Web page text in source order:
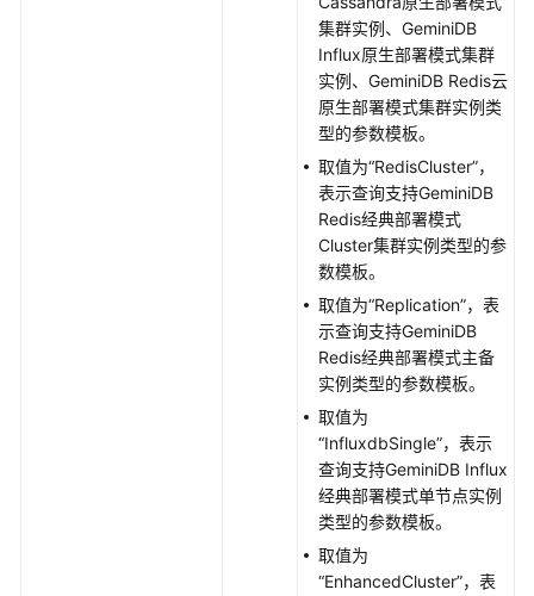
集群实例、GeminiDB
Influx原生部署模式集群
实例、GeminiDB Redis云
原生部署模式集群实例类
型的参数模板。
取值为“RedisCluster”，
表示查询支持GeminiDB
Redis经典部署模式
Cluster集群实例类型的参
数模板。
取值为“Replication”，表
示查询支持GeminiDB
Redis经典部署模式主备
实例类型的参数模板。
取值为
“InfluxdbSingle”，表示
查询支持GeminiDB Influx
经典部署模式单节点实例
类型的参数模板。
取值为
“EnhancedCluster”，表